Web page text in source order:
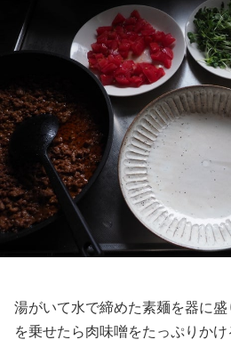
湯がいて水で締めた素麺を器に
を乗せたら肉味噌をたっぷりかけ